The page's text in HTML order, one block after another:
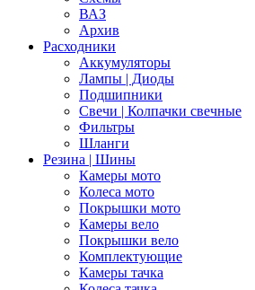
ВАЗ
Архив
Расходники
Аккумуляторы
Лампы | Диоды
Подшипники
Свечи | Колпачки свечные
Фильтры
Шланги
Резина | Шины
Камеры мото
Колеса мото
Покрышки мото
Камеры вело
Покрышки вело
Комплектующие
Камеры тачка